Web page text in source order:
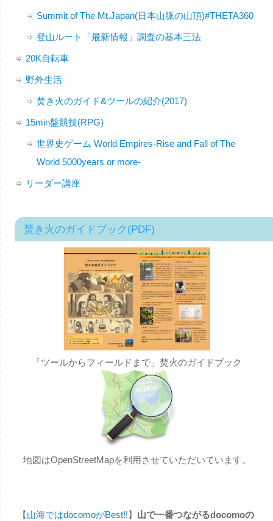
Summit of The Mt.Japan(日本山脈の山頂)#THETA360
登山ルート「最新情報」調査の基本三法
20K自転車
野外生活
焚き火のガイド&ツールの紹介(2017)
15min盤競技(RPG)
世界史ゲーム World Empires-Rise and Fall of The
World 5000years or more-
リーダー講座
焚き火のガイドブック(PDF)
「ツールからフィールドまで」焚火のガイドブック
地図はOpenStreetMapを利用させていただいています。
【山海ではdocomoがBest!!】 山で一番つながるdocomoの